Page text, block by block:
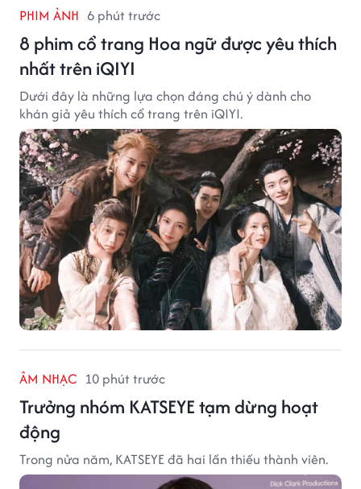
PHIM ẢNH 6 phút trước
8 phim cổ trang Hoa ngữ được yêu thích
nhất trên iQIYI
Dưới đây là những lựa chọn đáng chú ý dành cho
khán giả yêu thích cổ trang trên iQIYI.
ÂM NHẠC 10 phút trước
Trưởng nhóm KATSEYE tạm dừng hoạt
động
Trong nửa năm, KATSEYE đã hai lần thiếu thành viên.